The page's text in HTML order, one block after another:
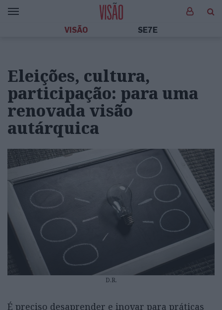
VISÃO SE7E
Eleições, cultura,
participação: para uma
renovada visão
autárquica
D.R.
É preciso desaprender e inovar para práticas